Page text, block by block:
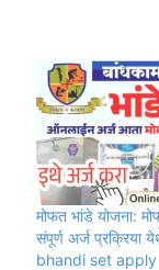
मोफत भांडे योजना:
संपूर्ण अर्ज प्रक्रिया
bhandi set apply